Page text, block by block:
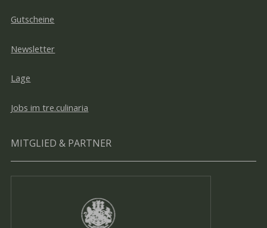
Gutscheine
Newsletter
Lage
Jobs im tre.culinaria
MITGLIED & PARTNER